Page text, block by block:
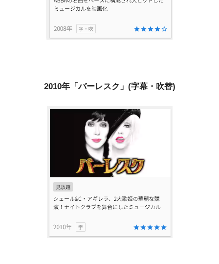
2010年「バーレスク」(字幕・吹替)